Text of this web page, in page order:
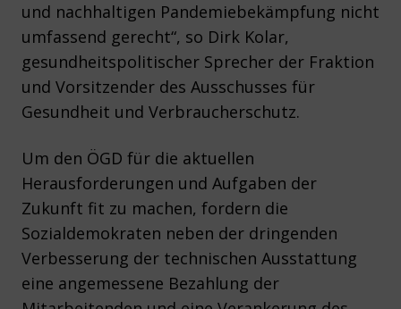
und nachhaltigen Pandemiebekämpfung nicht
umfassend gerecht“, so Dirk Kolar,
gesundheitspolitischer Sprecher der Fraktion
und Vorsitzender des Ausschusses für
Gesundheit und Verbraucherschutz.
Um den ÖGD für die aktuellen
Herausforderungen und Aufgaben der
Zukunft fit zu machen, fordern die
Sozialdemokraten neben der dringenden
Verbesserung der technischen Ausstattung
eine angemessene Bezahlung der